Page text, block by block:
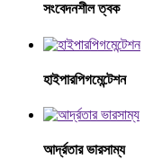
সংবেদনশীল ত্বক
হাইপারপিগমেন্টেশন
আর্দ্রতার ভারসাম্য